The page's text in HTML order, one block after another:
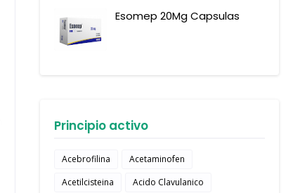
Esomep 20Mg Capsulas
Principio activo
Acebrofilina
Acetaminofen
Acetilcisteina
Acido Clavulanico